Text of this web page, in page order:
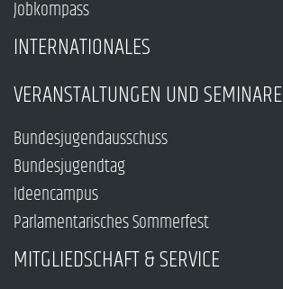
Jobkompass
INTERNATIONALES
VERANSTALTUNGEN UND SEMINARE
Bundesjugendausschuss
Bundesjugendtag
Ideencampus
Parlamentarisches Sommerfest
MITGLIEDSCHAFT & SERVICE